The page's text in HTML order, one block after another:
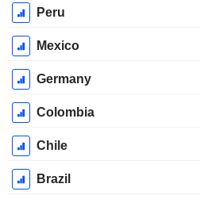
Peru
Mexico
Germany
Colombia
Chile
Brazil